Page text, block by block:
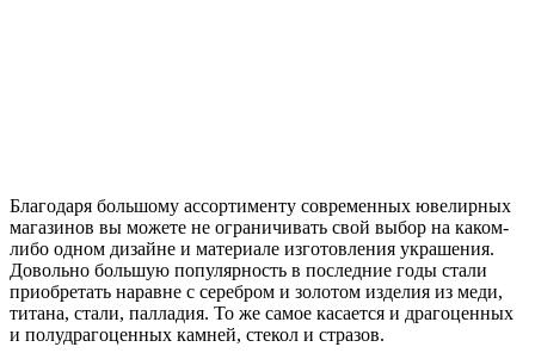
Благодаря большому ассортименту современных ювелирных
магазинов вы можете не ограничивать свой выбор на каком-
либо одном дизайне и материале изготовления украшения.
Довольно большую популярность в последние годы стали
приобретать наравне с серебром и золотом изделия из меди,
титана, стали, палладия. То же самое касается и драгоценных
и полудрагоценных камней, стекол и стразов.